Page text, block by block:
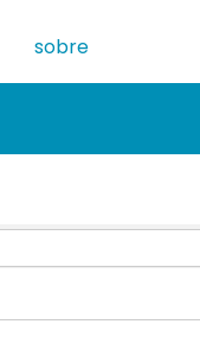
sobre